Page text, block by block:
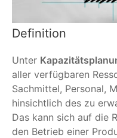
Definition
Unter
aller verfügbaren
Sachmittel, Personal,
hinsichtlich des zu
Das kann sich auf die
den Betrieb einer